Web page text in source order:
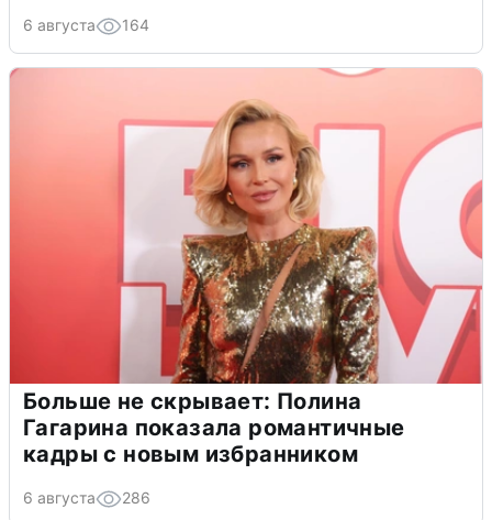
6 августа 164
Больше не скрывает: Полина
Гагарина показала романтичные
кадры с новым избранником
6 августа 286